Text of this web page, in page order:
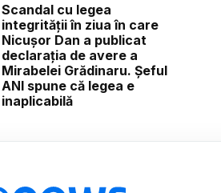
Scandal cu legea
integrității în ziua în care
Nicușor Dan a publicat
declarația de avere a
Mirabelei Grădinaru. Șeful
ANI spune că legea e
inaplicabilă